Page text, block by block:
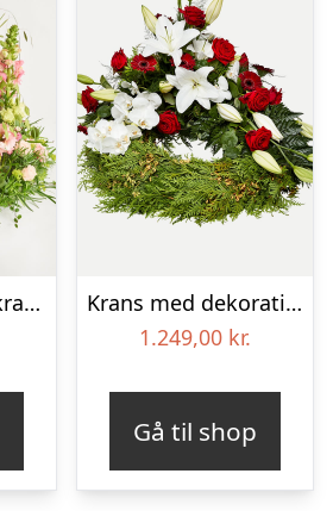
Elegant lyserød krans
Krans med dekoration i klassisk stil – rød og hvid
1.249,00 kr.
Gå til shop